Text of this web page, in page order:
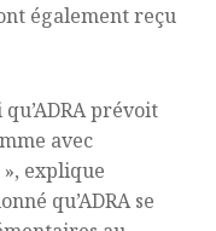
également reçu
prévoit
avec
explique
qu’ADRA se